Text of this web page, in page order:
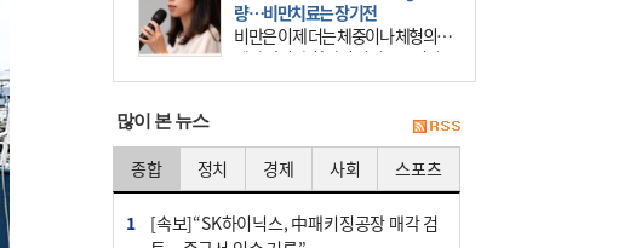
량…비만치료는 장기전
비만은 이제 더는 체중이나 체형의 문
제가 아니다. 하나의 질병으로 인지
하고 치료와 관리를 해야 한다. 세계
많이 본 뉴스
종합 정치 경제 사회 스포츠
1
[속보]“SK하이닉스, 中패키징공장 매각 검